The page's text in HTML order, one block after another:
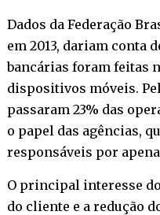
Dados da Federação
em 2013, dariam conta
bancárias foram feitas
dispositivos móveis.
passaram 23% das
o papel das agências,
responsáveis por
O principal interesse
do cliente e a redução